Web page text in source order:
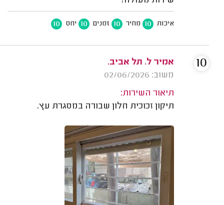
איכות 10 מחיר 10 זמנים 10 יחס 10
אמיר ל. תל אביב.
משוב: 02/06/2026
תיאור השירות:
תיקון זכוכית חלון שבורה במסגרת עץ.
10